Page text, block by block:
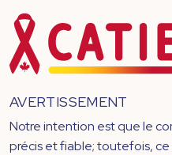
AVERTISSEMENT
Notre intention est que le
précis et fiable; toutefois,